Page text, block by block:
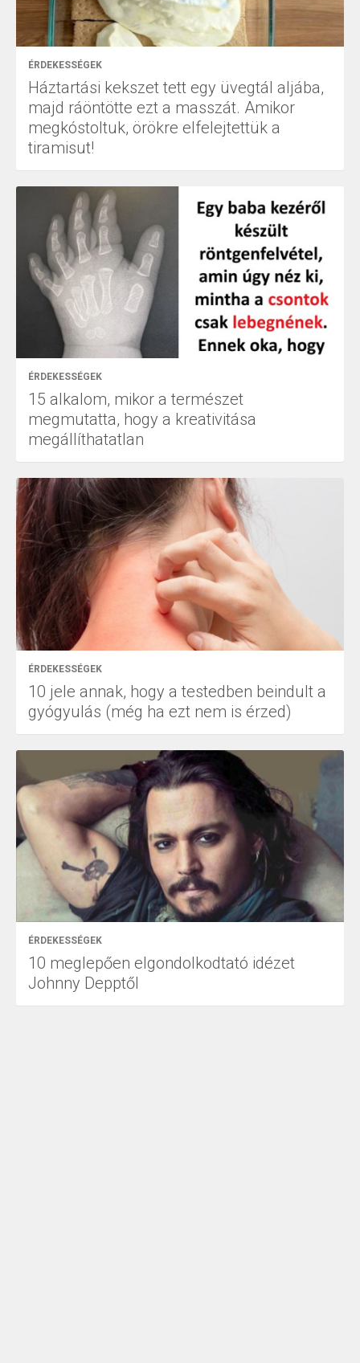
ÉRDEKESSÉGEK
Háztartási kekszet tett egy üvegtál aljába,
majd ráöntötte ezt a masszát. Amikor
megkóstoltuk, örökre elfelejtettük a
tiramisut!
ÉRDEKESSÉGEK
15 alkalom, mikor a természet
megmutatta, hogy a kreativitása
megállíthatatlan
ÉRDEKESSÉGEK
10 jele annak, hogy a testedben beindult a
gyógyulás (még ha ezt nem is érzed)
ÉRDEKESSÉGEK
10 meglepően elgondolkodtató idézet
Johnny Depptől